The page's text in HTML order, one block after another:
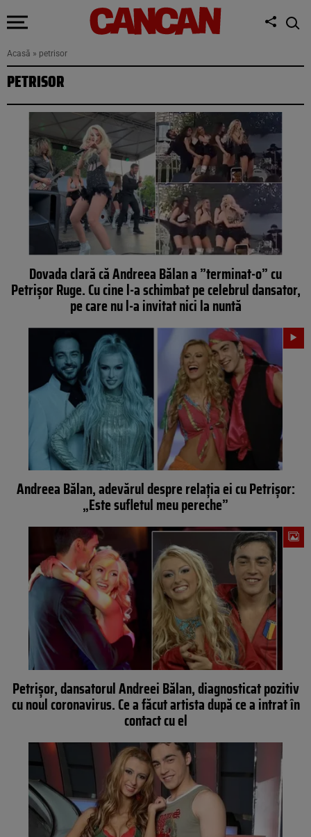
Acasă » petrisor
PETRISOR
Dovada clară că Andreea Bălan a ”terminat-o” cu
Petrișor Ruge. Cu cine l-a schimbat pe celebrul dansator,
pe care nu l-a invitat nici la nuntă
Andreea Bălan, adevărul despre relația ei cu Petrișor:
„Este sufletul meu pereche”
Petrișor, dansatorul Andreei Bălan, diagnosticat pozitiv
cu noul coronavirus. Ce a făcut artista după ce a intrat în
contact cu el